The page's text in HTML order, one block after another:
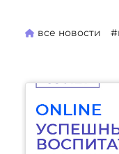
все новости